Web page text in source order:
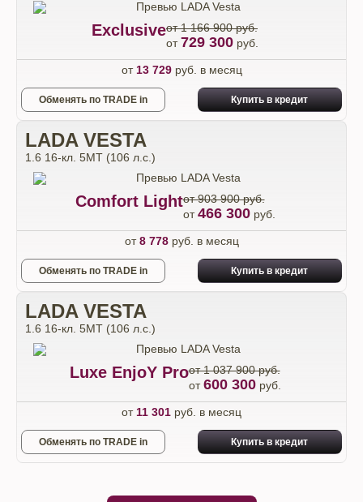
Exclusiveот 1 166 900 руб.
от729 300 руб.
от 13 729руб. в месяц
Обменять по TRADE in Купить в кредит
LADA VESTA
1.6 16-кл. 5МТ (106 л.с.)
Comfort Lightот 903 900 руб.
от466 300руб.
от8 778руб. в месяц
Обменять по TRADE in Купить в кредит
LADA VESTA
1.6 16-кл. 5МТ (106 л.с.)
Luxe EnjoY Proот 1 037 900 руб.
от600 300руб.
от 11 301 руб. в месяц
Обменять по TRADE in Купить в кредит